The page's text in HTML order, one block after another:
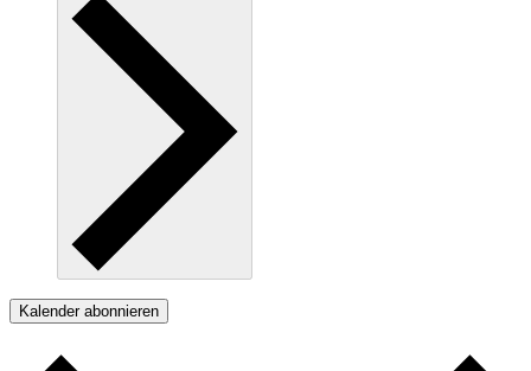
Kalender abonnieren